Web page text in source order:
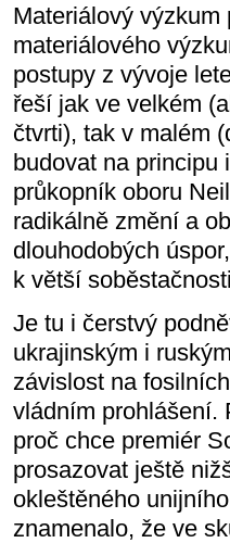
Materiálový
materiálového
postupy z vývoje
řeší jak ve velkém
čtvrti), tak v malém
budovat na principu
průkopník oboru
radikálně změní a
dlouhodobých
k větší
Je tu i čerstvý
ukrajinským i
závislost na
vládním prohlášení.
proč chce premiér
prosazovat ještě
okleštěného
znamenalo, že ve